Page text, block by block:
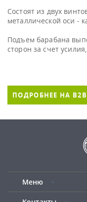
Состоят из двух
металлической оси -
Подъем барабана
сторон за счет
ПОДРОБНЕЕ НА B2B
Меню